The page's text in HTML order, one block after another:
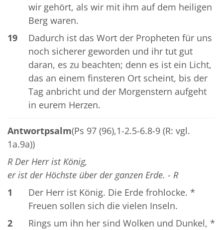
wir gehört, als wir mit ihm auf dem heiligen
Berg waren.
19
Dadurch ist das Wort der Propheten für uns
noch sicherer geworden und ihr tut gut
daran, es zu beachten; denn es ist ein Licht,
das an einem finsteren Ort scheint, bis der
Tag anbricht und der Morgenstern aufgeht
in eurem Herzen.
Antwortpsalm(Ps 97 (96),1-2.5-6.8-9 (R: vgl.
1a.9a))
R Der Herr ist König,
er ist der Höchste über der ganzen Erde. - R
1
Der Herr ist König. Die Erde frohlocke. *
Freuen sollen sich die vielen Inseln.
2
Rings um ihn her sind Wolken und Dunkel, *